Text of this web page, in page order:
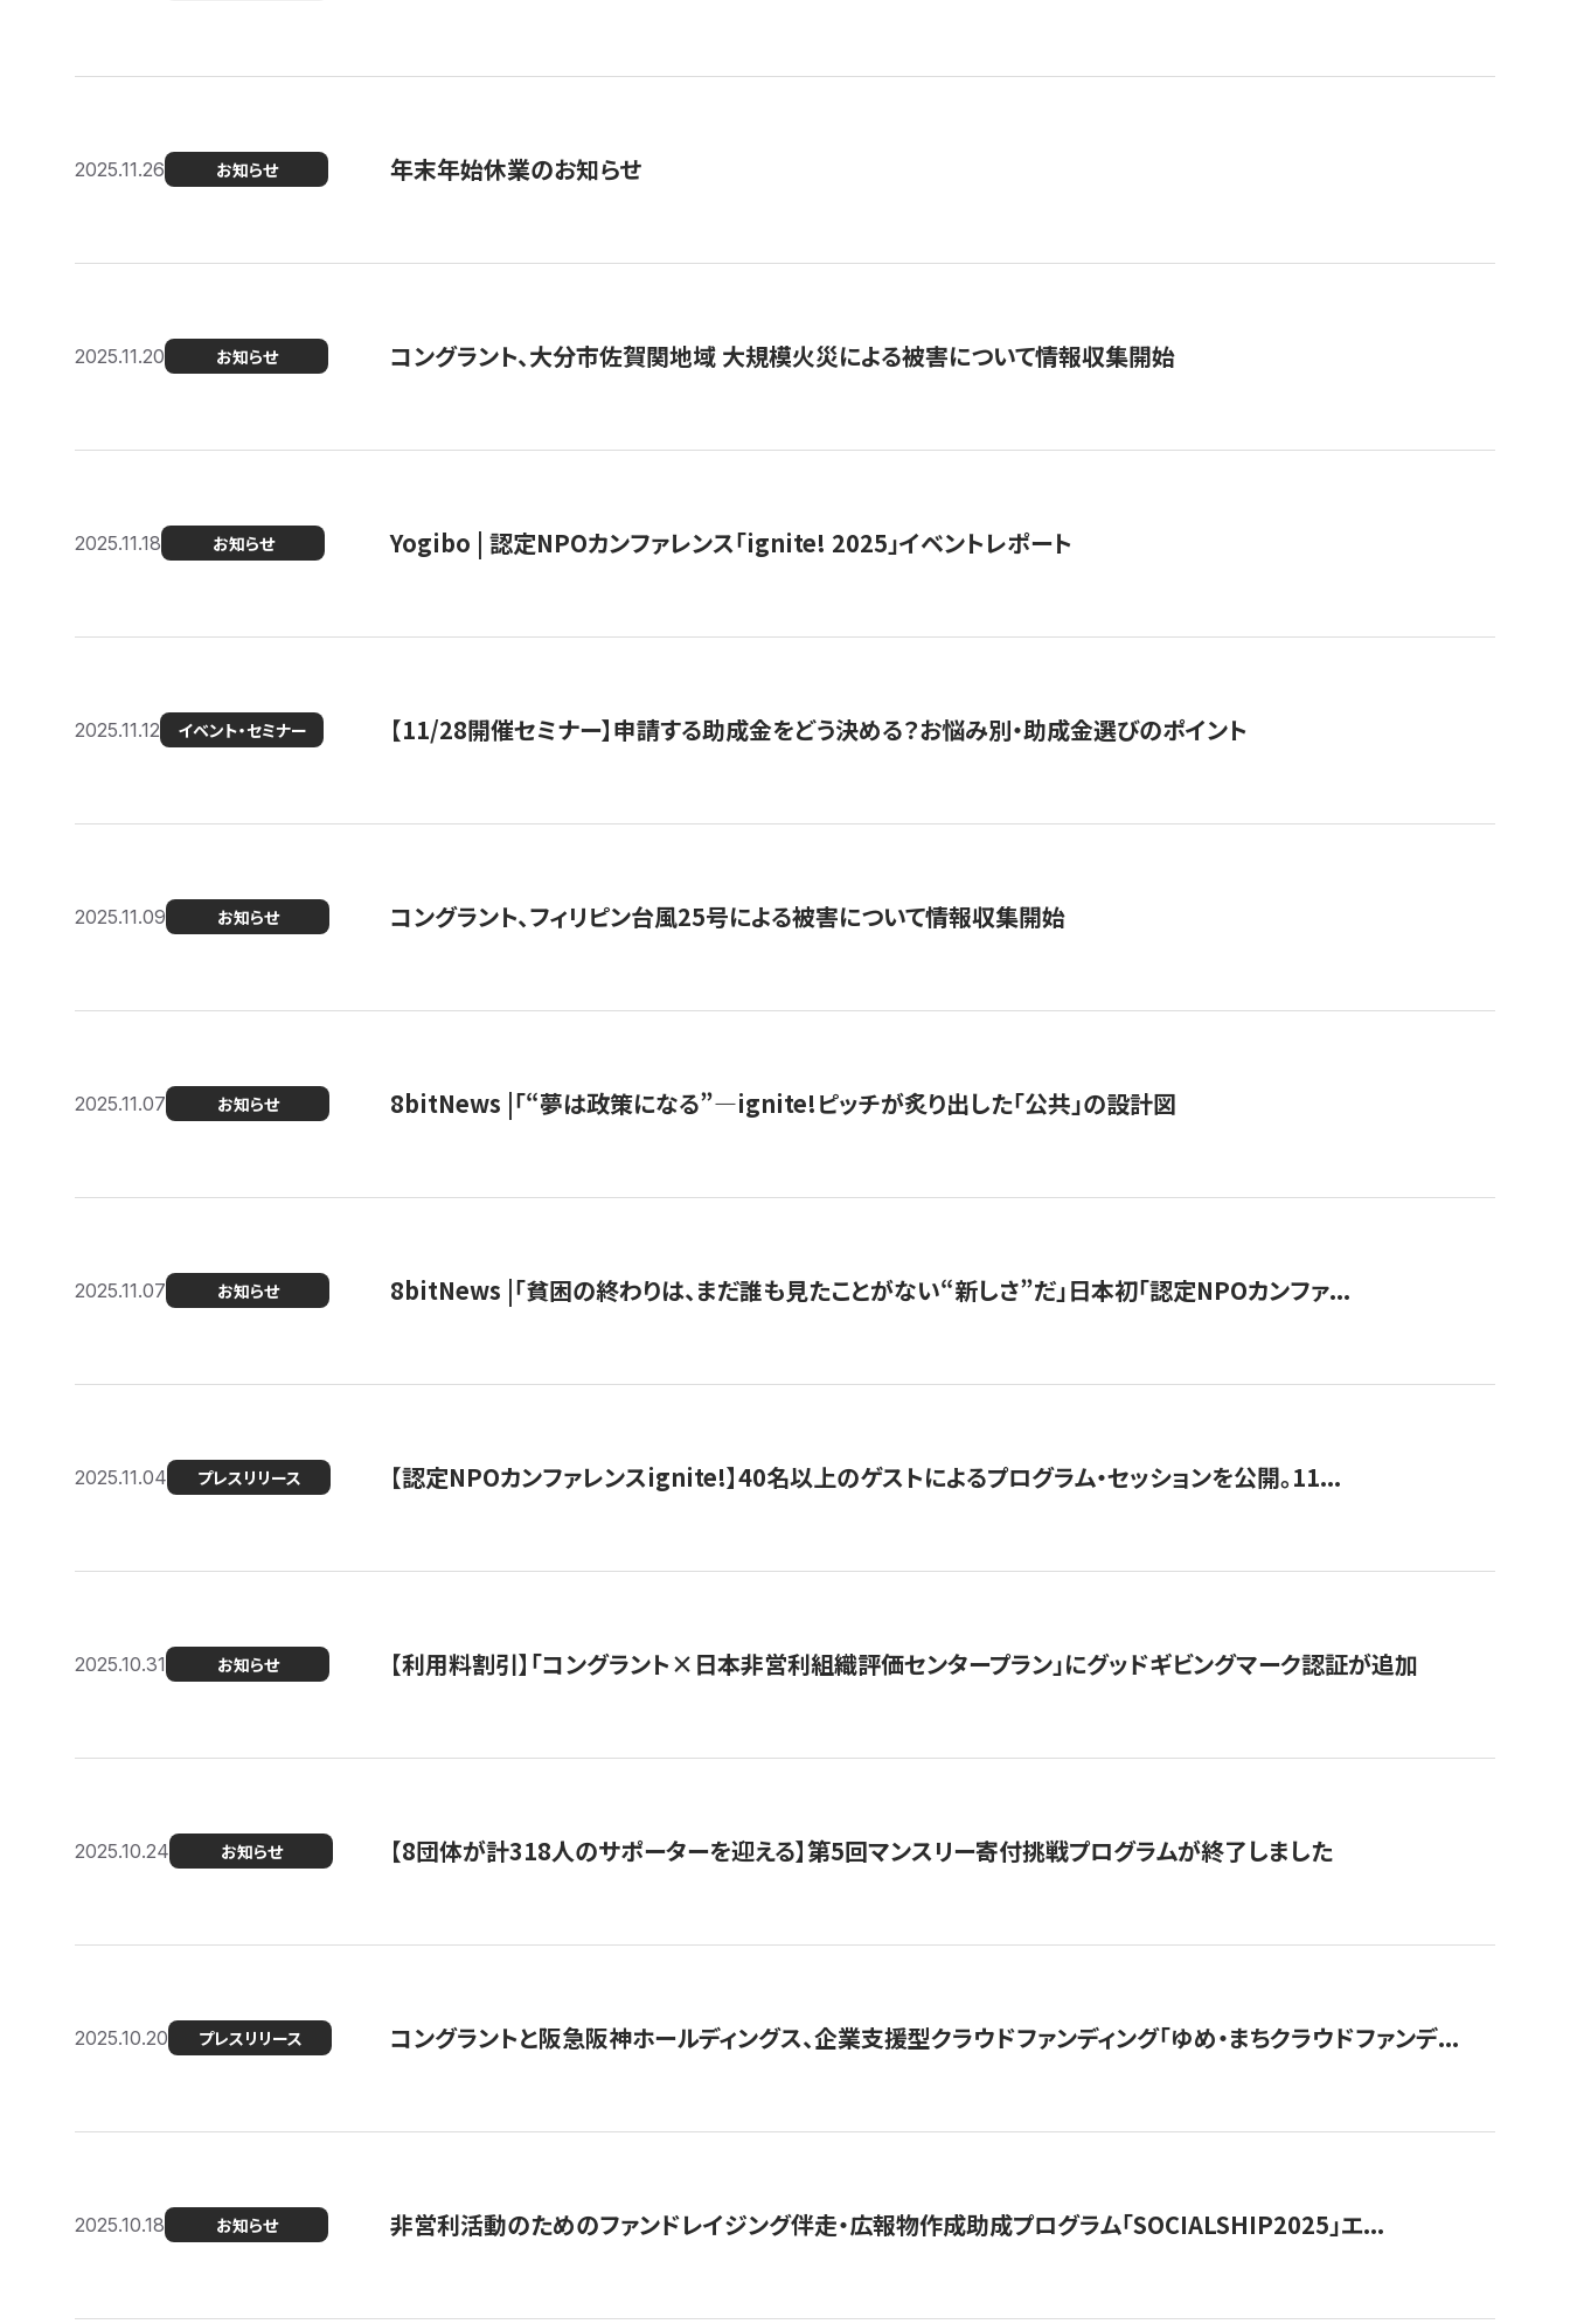
2025.11.26 お知らせ 年末年始休業のお知らせ
2025.11.20 お知らせ コングラント、大分市佐賀関地域 大規模火災による被害について情報収集開始
2025.11.18 お知らせ Yogibo | 認定NPOカンファレンス「ignite! 2025」イベントレポート
2025.11.12 イベント・セミナー 【11/28開催セミナー】申請する助成金をどう決める？お悩み別・助成金選びのポイント
2025.11.09 お知らせ コングラント、フィリピン台風25号による被害について情報収集開始
2025.11.07 お知らせ 8bitNews |「“夢は政策になる”—ignite!ピッチが炙り出した「公共」の設計図
2025.11.07 お知らせ 8bitNews |「貧困の終わりは、まだ誰も見たことがない“新しさ”だ」日本初「認定NPOカンファ...
2025.11.04 プレスリリース 【認定NPOカンファレンスignite!】40名以上のゲストによるプログラム・セッションを公開。11...
2025.10.31 お知らせ 【利用料割引】「コングラント×日本非営利組織評価センタープラン」にグッドギビングマーク認証が追加
2025.10.24 お知らせ 【8団体が計318人のサポーターを迎える】​​第5回マンスリー寄付挑戦プログラムが終了しました
2025.10.20 プレスリリース コングラントと阪急阪神ホールディングス、企業支援型クラウドファンディング「ゆめ・まちクラウドファンデ...
2025.10.18 お知らせ 非営利活動のためのファンドレイジング伴走・広報物作成助成プログラム「SOCIALSHIP2025」エ...